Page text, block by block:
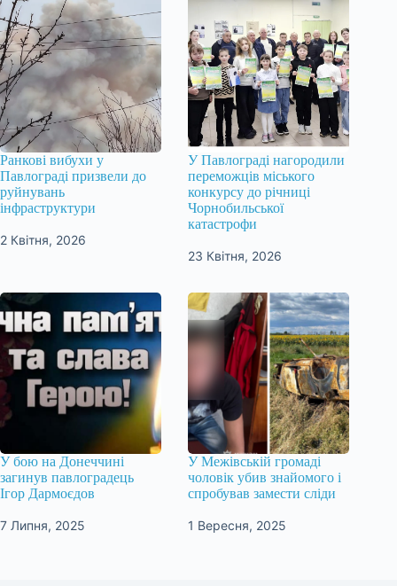
Ранкові вибухи у
Павлограді призвели до
руйнувань
інфраструктури
2 Квітня, 2026
У Павлограді нагородили
переможців міського
конкурсу до річниці
Чорнобильської
катастрофи
23 Квітня, 2026
У бою на Донеччині
загинув павлоградець
Ігор Дармоєдов
7 Липня, 2025
У Межівській громаді
чоловік убив знайомого і
спробував замести сліди
1 Вересня, 2025